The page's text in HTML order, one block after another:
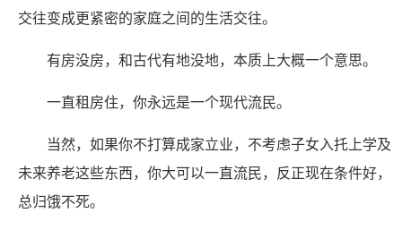
交往变成更紧密的家庭之间的生活交往。
有房没房，和古代有地没地，本质上大概一个意思。
一直租房住，你永远是一个现代流民。
当然，如果你不打算成家立业，不考虑子女入托上学及
未来养老这些东西，你大可以一直流民，反正现在条件好，
总归饿不死。